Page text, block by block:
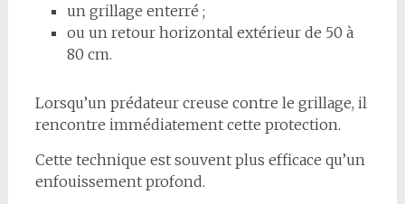
un grillage enterré ;
ou un retour horizontal extérieur de 50 à
80 cm.
Lorsqu’un prédateur creuse contre le grillage, il
rencontre immédiatement cette protection.
Cette technique est souvent plus efficace qu’un
enfouissement profond.